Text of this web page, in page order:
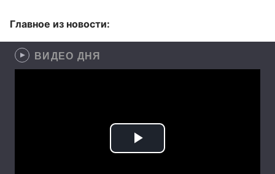
Главное из новости:
ВИДЕО ДНЯ